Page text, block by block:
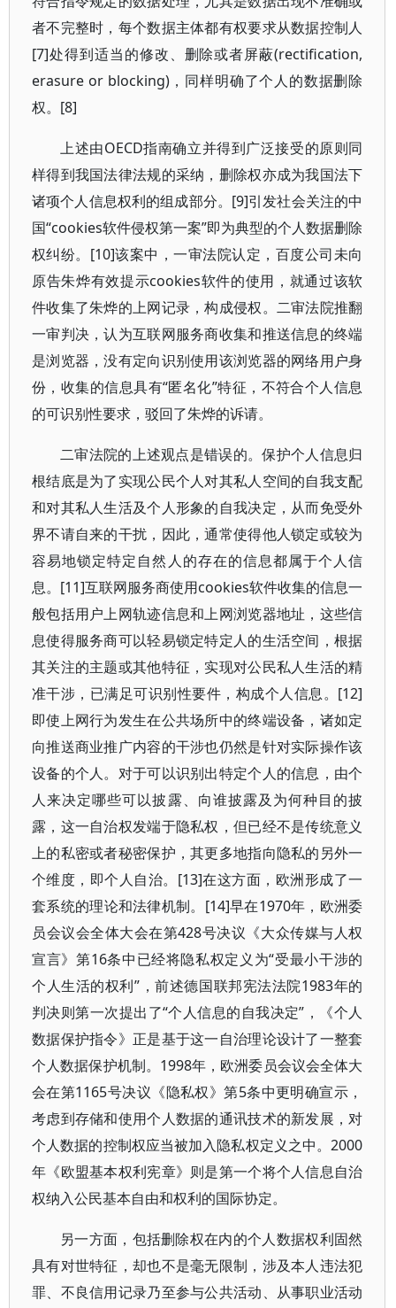
者不完整时，每个数据主体都有权要求从数据控制人
[7]处得到适当的修改、删除或者屏蔽(rectification,
erasure or blocking)，同样明确了个人的数据删除
权。[8]
上述由OECD指南确立并得到广泛接受的原则同
样得到我国法律法规的采纳，删除权亦成为我国法下
诸项个人信息权利的组成部分。[9]引发社会关注的中
国“cookies软件侵权第一案”即为典型的个人数据删除
权纠纷。[10]该案中，一审法院认定，百度公司未向
原告朱烨有效提示cookies软件的使用，就通过该软
件收集了朱烨的上网记录，构成侵权。二审法院推翻
一审判决，认为互联网服务商收集和推送信息的终端
是浏览器，没有定向识别使用该浏览器的网络用户身
份，收集的信息具有“匿名化”特征，不符合个人信息
的可识别性要求，驳回了朱烨的诉请。
二审法院的上述观点是错误的。保护个人信息归
根结底是为了实现公民个人对其私人空间的自我支配
和对其私人生活及个人形象的自我决定，从而免受外
界不请自来的干扰，因此，通常使得他人锁定或较为
容易地锁定特定自然人的存在的信息都属于个人信
息。[11]互联网服务商使用cookies软件收集的信息一
般包括用户上网轨迹信息和上网浏览器地址，这些信
息使得服务商可以轻易锁定特定人的生活空间，根据
其关注的主题或其他特征，实现对公民私人生活的精
准干涉，已满足可识别性要件，构成个人信息。[12]
即使上网行为发生在公共场所中的终端设备，诸如定
向推送商业推广内容的干涉也仍然是针对实际操作该
设备的个人。对于可以识别出特定个人的信息，由个
人来决定哪些可以披露、向谁披露及为何种目的披
露，这一自治权发端于隐私权，但已经不是传统意义
上的私密或者秘密保护，其更多地指向隐私的另外一
个维度，即个人自治。[13]在这方面，欧洲形成了一
套系统的理论和法律机制。[14]早在1970年，欧洲委
员会议会全体大会在第428号决议《大众传媒与人权
宣言》第16条中已经将隐私权定义为“受最小干涉的
个人生活的权利”，前述德国联邦宪法法院1983年的
判决则第一次提出了“个人信息的自我决定”，《个人
数据保护指令》正是基于这一自治理论设计了一整套
个人数据保护机制。1998年，欧洲委员会议会全体大
会在第1165号决议《隐私权》第5条中更明确宣示，
考虑到存储和使用个人数据的通讯技术的新发展，对
个人数据的控制权应当被加入隐私权定义之中。2000
年《欧盟基本权利宪章》则是第一个将个人信息自治
权纳入公民基本自由和权利的国际协定。
另一方面，包括删除权在内的个人数据权利固然
具有对世特征，却也不是毫无限制，涉及本人违法犯
罪、不良信用记录乃至参与公共活动、从事职业活动